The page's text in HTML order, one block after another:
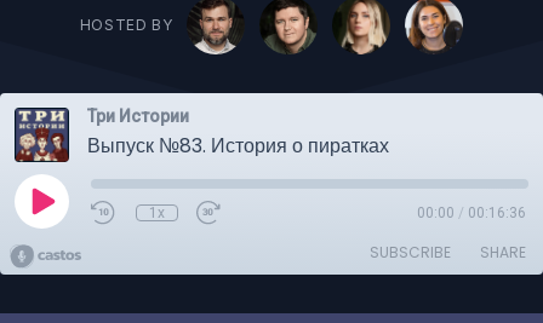
HOSTED BY
Три Истории
Выпуск №83. История о пиратках
1x 00:00 / 00:16:36
SUBSCRIBE SHARE